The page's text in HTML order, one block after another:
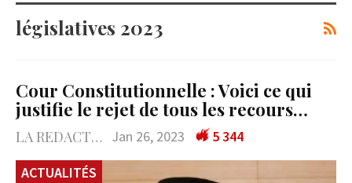
législatives 2023
Cour Constitutionnelle : Voici ce qui
justifie le rejet de tous les recours…
LA REDACTION Jan 26, 2023
5 344
ACTUALITÉS